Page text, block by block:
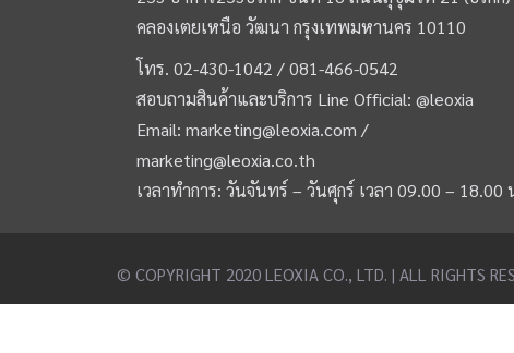
คลองเตยเหนือ วัฒนา กรุงเทพมหานคร 10110
โทร.02-430-1042 /081-466-0542
สอบถามสินค้าและบริการ Line Official:@leoxia
Email:marketing@leoxia.com /
marketing@leoxia.co.th
เวลาทำการ: วันจันทร์ – วันศุกร์ เวลา 09.00 – 18.00
© COPYRIGHT 2020 LEOXIA CO., LTD. | ALL RIGHTS